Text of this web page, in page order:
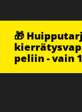
🎁
peliin - vain